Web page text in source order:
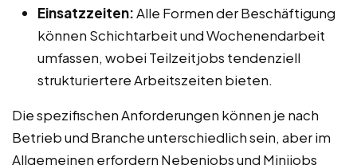
Einsatzzeiten:Alle Formen der Beschäftigung
können Schichtarbeit und Wochenendarbeit
umfassen, wobei Teilzeitjobs tendenziell
strukturiertere Arbeitszeiten bieten.
Die spezifischen Anforderungen können je nach
Betrieb und Branche unterschiedlich sein, aber im
Allgemeinen erfordern Nebenjobs und Minijobs